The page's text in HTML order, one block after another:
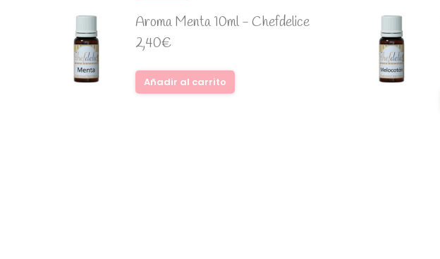
Aroma Menta 10ml - Chefdelice
2,40€
Añadir al carrito